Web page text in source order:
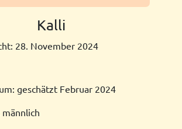
Kalli
28. November 2024
geschätzt Februar 2024
männlich